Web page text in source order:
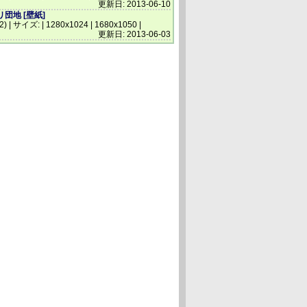
更新日: 2013-06-10
団地 [壁紙]
| サイズ: | 1280x1024 | 1680x1050 |
更新日: 2013-06-03